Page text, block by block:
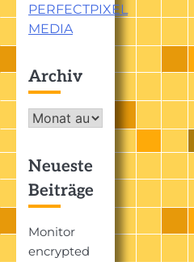
PERFECTPIXEL
MEDIA
Archiv
Archiv
Neueste
Beiträge
Monitor
encrypted